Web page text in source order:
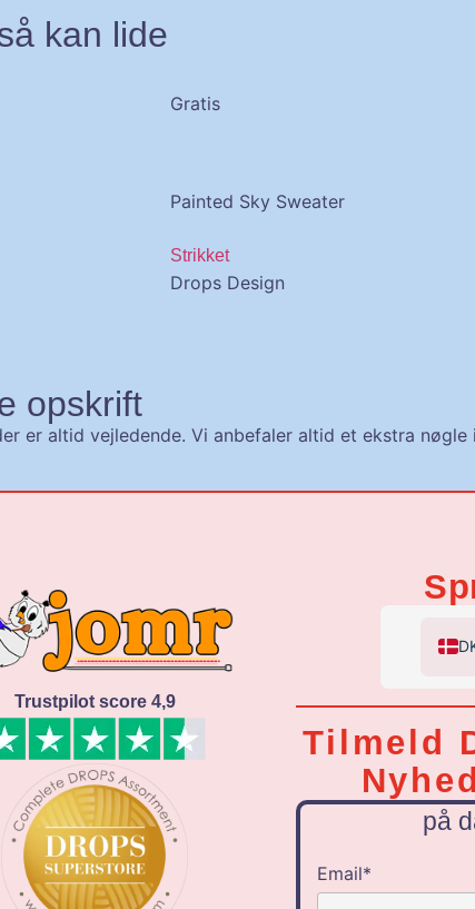
kan lide
Gratis
Painted Sky Sweater
Strikket
Drops Design
opskrift
er altid vejledende. Vi anbefaler altid et ekstra
Trustpilot score 4,9
Tilmeld
på
Email*